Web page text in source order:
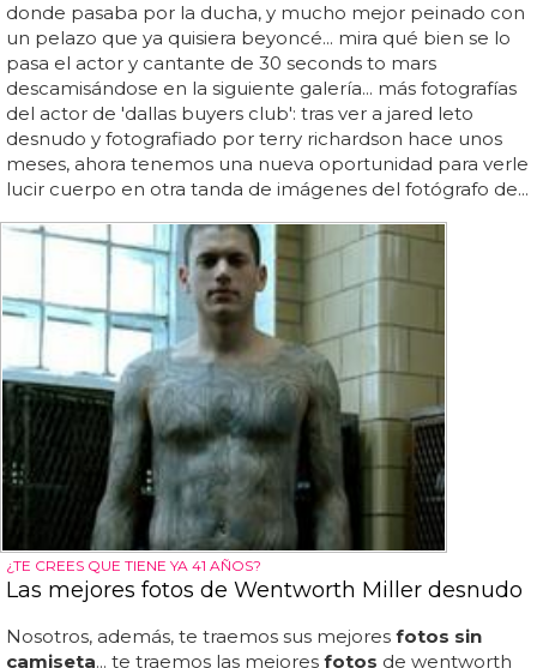
donde pasaba por la ducha, y mucho mejor peinado con
un pelazo que ya quisiera beyoncé... mira qué bien se lo
pasa el actor y cantante de 30 seconds to mars
descamisándose en la siguiente galería... más fotografías
del actor de 'dallas buyers club': tras ver a jared leto
desnudo y fotografiado por terry richardson hace unos
meses, ahora tenemos una nueva oportunidad para verle
lucir cuerpo en otra tanda de imágenes del fotógrafo de...
¿TE CREES QUE TIENE YA 41 AÑOS?
Las mejores fotos de Wentworth Miller desnudo
Nosotros, además, te traemos sus mejores fotos sin
camiseta... te traemos las mejores fotos de wentworth